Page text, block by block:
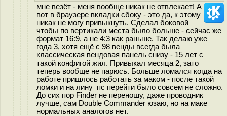
мне везёт - меня вообще никак не отвлекает! А
вот в браузере вкладки сбоку - это да, к этому
никак не могу привыкнуть. Сделал боковой
чтобы по вертикали места было больше - сейчас же
формат 16:9, а не 4:3 как раньше. Так делаю уже
года 3, хотя ещё с 98 венды всегда была
классическая вендовая панель снизу - 15 лет с
такой конфигой жил. Привыкал месяца 2, зато
теперь вообще не парюсь. Больше ломался когда на
работе пришлось работать за маком - после такой
ломки и на лину_пс перейти было совсем не сложно.
До сих пор Finder не переношу, даже проводник
лучше, сам Double Commander юзаю, но на маке
нормальных аналогов нет.